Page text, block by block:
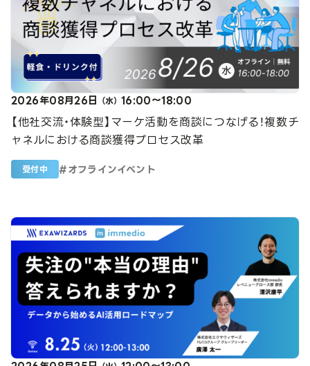
2026年08月26日 （水） 16:00～18:00
【他社交流・体験型】マーケ活動を商談につなげる！複数チ
ャネルにおける商談獲得プロセス改革
受付中 # オフラインイベント